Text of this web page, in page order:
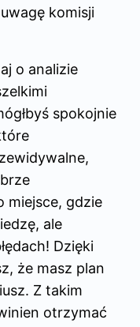
komisji
o analizie
spokojnie
miejsce, gdzie
ale
Dzięki
że masz plan
Z takim
otrzymać